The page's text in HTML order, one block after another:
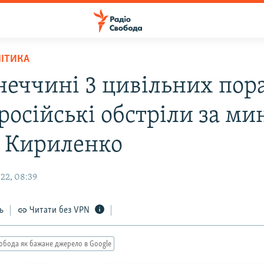
3 цивільних
обстріли за
Кириленко
08:39
Читати без VPN
як бажане джерело в Google